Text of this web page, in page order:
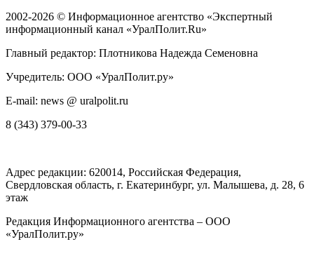
2002-2026 © Информационное агентство «Экспертный
информационный канал «УралПолит.Ru»
Главный редактор: Плотникова Надежда Семеновна
Учредитель: ООО «УралПолит.ру»
E-mail: news @ uralpolit.ru
8 (343) 379-00-33
Адрес редакции: 620014, Российская Федерация,
Свердловская область, г. Екатеринбург, ул. Малышева, д. 28, 6
этаж
Редакция Информационного агентства – ООО
«УралПолит.ру»